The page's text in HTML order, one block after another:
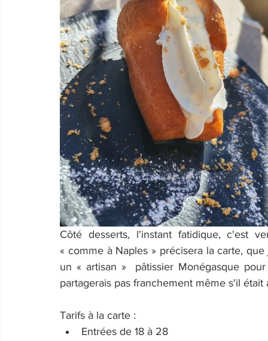
Côté desserts, l'instant fatidique, c'est
« comme à Naples » précisera la carte,
un « artisan »  pâtissier Monégasque
partagerais pas franchement même s'il
Tarifs à la carte :
Entrées de 18 à 28